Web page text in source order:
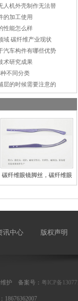
人机外壳制作无法替
的加工使用
性能怎么样
域 碳纤维产业现状
汽车构件有哪些优势
术研究成果
不同分类
层的时候需要注意的
碳纤维眼镜脚丝，碳纤维眼
镜
讯中心 版权声明
护 备案号： 粤ICP备